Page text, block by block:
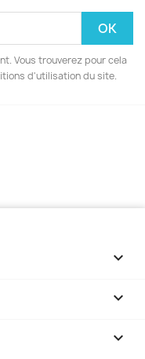
Vous trouverez pour cela
d'utilisation du site.


